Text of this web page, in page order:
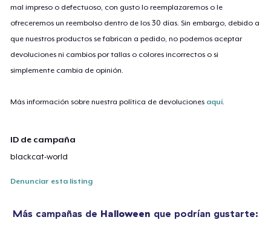
mal impreso o defectuoso, con gusto lo reemplazaremos o le
ofreceremos un reembolso dentro de los 30 días. Sin embargo, debido a
que nuestros productos se fabrican a pedido, no podemos aceptar
devoluciones ni cambios por tallas o colores incorrectos o si
simplemente cambia de opinión.
Más información sobre nuestra política de devoluciones aquí.
ID de campaña
blackcat-world
Denunciar esta listing
Más campañas de Halloween que podrían gustarte: